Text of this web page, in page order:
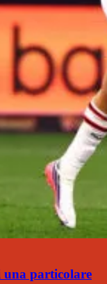
particolare